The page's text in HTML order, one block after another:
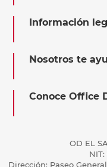
Información
Nosotros te
Conoce Office
OD EL
NIT:
Dirección: Paseo